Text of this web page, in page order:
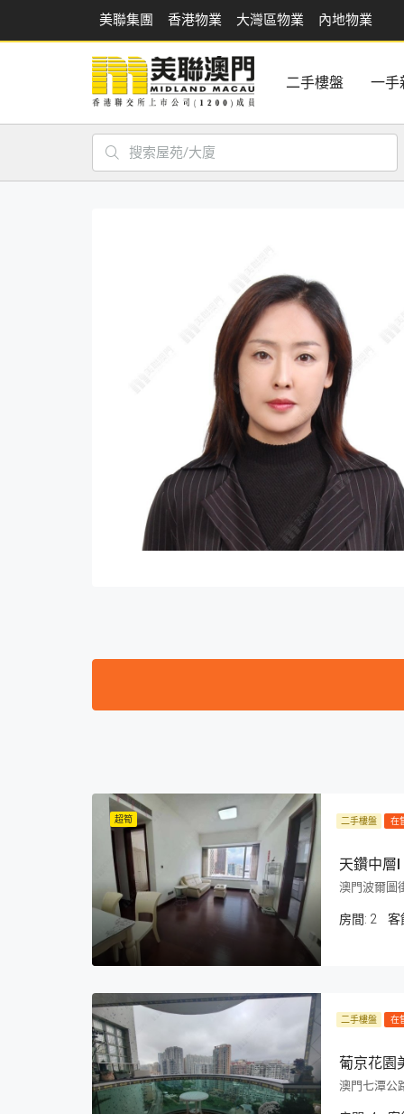
美聯集團 香港物業 大灣區物業 內地物業
二手樓盤 一手
超筍 二手樓盤 在
天鑽中層I
澳門波爾圖
房間: 2 客
二手樓盤 在
葡京花園
澳門七潭公